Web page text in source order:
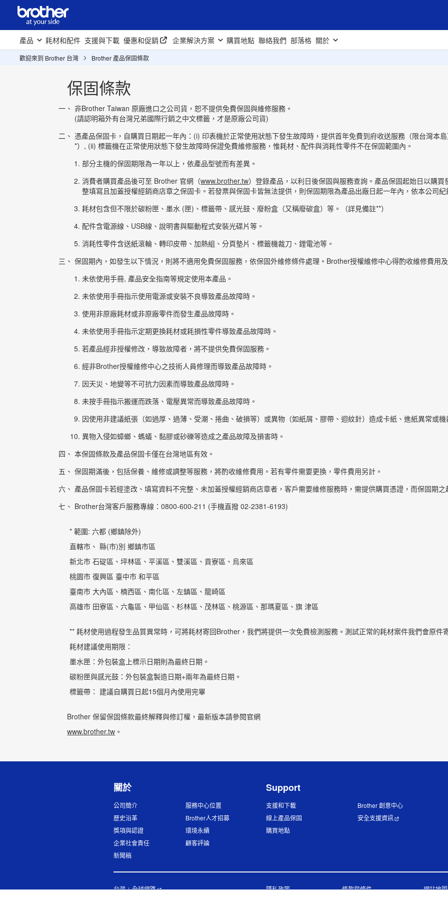
產品 耗材和配件 支援與下載 優惠和促銷 企業解決方案 購買地點 聯絡我們 部落格 關於
歡迎來到 Brother 台灣 Brother 產品保固條款
保固條款
非Brother Taiwan 原廠進口之公司貨，恕不提供免費保固與維修服務。
(請認明箱外有台灣兄弟國際行銷之中文標籤，才是原廠公司貨)
憑產品保固卡，自購買日期起一年內：(i) 印表機於正常使用狀態下發生故障時，提供首年免費到府收送服務（限台灣本
*）, (ii) 標籤機在正常使用狀態下發生故障時保證免費維修服務，惟耗材、配件與消耗性零件不在保固範圍內。
部分主機的保固期限為一年以上，依產品型號而有差異。
消費者購買產品後可至 Brother 官網（www.brother.tw）登錄產品，以利日後保固與服務查詢。產品保固起始日以購
整填寫且加蓋授權經銷商店章之保固卡。若發票與保固卡皆無法提供，則保固期限為產品出廠日起一年內，依本公司紀
耗材包含但不限於碳粉匣、墨水 (匣)、標籤帶、感光鼓、廢粉盒（又稱廢碳盒）等。（詳見備註**）
配件含電源線、USB線、說明書與驅動程式安裝光碟片等。
消耗性零件含送紙滾輪、轉印皮帶、加熱組、分頁墊片、標籤機裁刀、鋰電池等。
保固期內，如發生以下情況，則將不適用免費保固服務，依保固外維修條件處理。Brother授權維修中心得酌收維修費用
未依使用手冊, 產品安全指南等規定使用本產品。
未依使用手冊指示使用電源或安裝不良導致產品故障時。
使用非原廠耗材或非原廠零件而發生產品故障時。
未依使用手冊指示定期更換耗材或耗損性零件導致產品故障時。
若產品經非授權修改，導致故障者，將不提供免費保固服務。
經非Brother授權維修中心之技術人員修理而導致產品故障時。
因天災、地變等不可抗力因素而導致產品故障時。
未按手冊指示搬運而跌落、電壓異常而導致產品故障時。
因使用非建議紙張（如過厚、過薄、受潮、捲曲、破損等）或異物（如紙屑、膠帶、迴紋針）造成卡紙、進紙異常或機
異物入侵如蟑螂、螞蟻、黏膠或砂礫等造成之產品故障及損害時。
本保固條款及產品保固卡僅在台灣地區有效。
保固期滿後，包括保養、維修或調整等服務，將酌收維修費用。若有零件需要更換，零件費用另計。
產品保固卡若經塗改、填寫資料不完整、未加蓋授權經銷商店章者，客戶需要維修服務時，需提供購買憑證，而保固期之
Brother台灣客戶服務專線：0800-600-211 (手機直撥 02-2381-6193)
* 範圍: 六都 (鄉鎮除外)
直轄市、 縣(市)別 鄉鎮市區
新北市 石碇區、坪林區、平溪區、雙溪區、貢寮區、烏來區
桃園市 復興區 臺中市 和平區
臺南市 大內區、楠西區、南化區、左鎮區、龍崎區
高雄市 田寮區、六龜區、甲仙區、杉林區、茂林區、桃源區、那瑪夏區、旗 津區
** 耗材使用過程發生品質異常時，可將耗材寄回Brother，我們將提供一次免費檢測服務。測試正常的耗材案件我們會原件
耗材建議使用期限：
墨水匣：外包裝盒上標示日期則為最終日期。
碳粉匣與感光鼓：外包裝盒製造日期+兩年為最終日期。
標籤帶： 建議自購買日起15個月內使用完畢
Brother 保留保固條款最終解釋與修訂權，最新版本請參閱官網
www.brother.tw 。
關於
公司簡介
歷史沿革
獎項與認證
企業社會責任
新聞稿
服務中心位置
Brother人才招募
環境永續
顧客評論
Support
支援和下載
線上產品保固
購買地點
Brother 創意中心
安全支援資訊
台灣 全球網路 隱私政策 條款與條件 網站地圖